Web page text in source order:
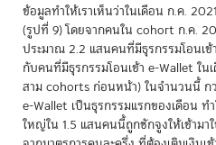
ข้อมูลทำให้เราเห็นว่าในเดือน ก.ค.
(รูปที่ 9) โดยจากคนใน cohort ก.ค.
ประมาณ 2.2 แสนคนที่มีธุรกรรมโอนเ
กับคนที่มีธุรกรรมโอนเข้า e-Wallet ใน
สาม cohorts ก่อนหน้า) ในจำนวนนี้ ก
e-Wallet เป็นธุรกรรมแรกของเดือน ท
ใหญ่ใน 1.5 แสนคนนี้ถูกชักจูงให้เข้าม